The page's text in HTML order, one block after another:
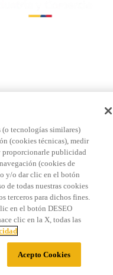
tecnologías similares)
(cookies técnicas), medir
proporcionarle publicidad
(cookies de
y/o dar clic en el botón
de todas nuestras cookies
terceros para dichos fines.
en el botón DESEO
clic en la X, todas las
Acepto Cookies